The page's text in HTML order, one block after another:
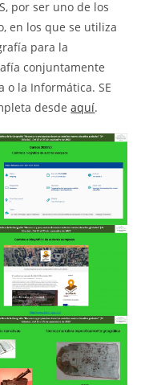
por ser uno de los
en los que se utiliza
para la
conjuntamente
o la Informática. SE
desdeaquí.